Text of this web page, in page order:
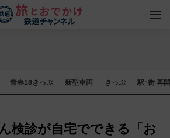
青春18きっぷ 新型車両 きっぷ 駅･街 再
検診が自宅でできる「お